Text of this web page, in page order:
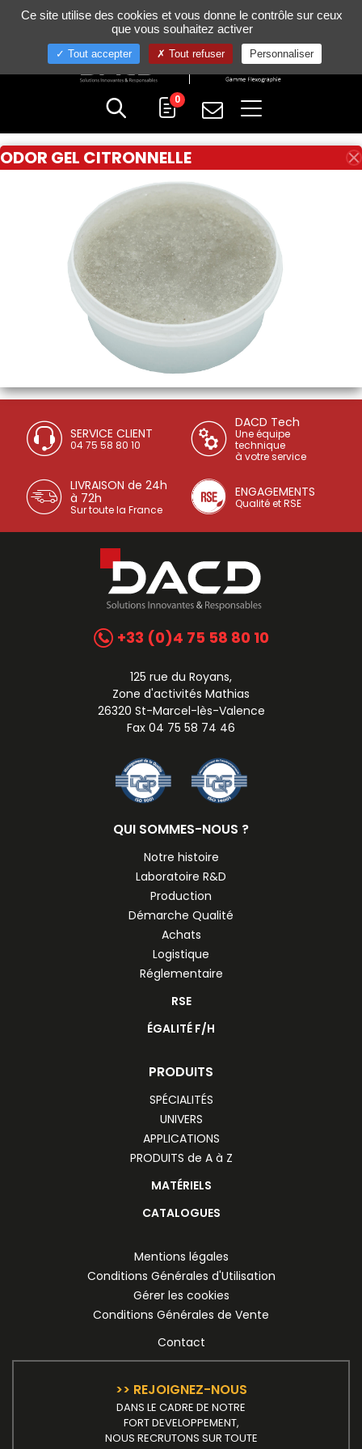
+33 (0)4 75 58 80 10
0
ODOR GEL CITRONNELLE
SERVICE CLIENT
04 75 58 80 10
DACD Tech
Une équipe
technique
à votre service
LIVRAISON de 24h
à 72h
Sur toute la France
ENGAGEMENTS
Qualité et RSE
+33 (0)4 75 58 80 10
125 rue du Royans,
Zone d'activités Mathias
26320 St-Marcel-lès-Valence
Fax 04 75 58 74 46
QUI SOMMES-NOUS ?
Notre histoire
Laboratoire R&D
Production
Démarche Qualité
Achats
Logistique
Réglementaire
RSE
ÉGALITÉ F/H
PRODUITS
SPÉCIALITÉS
UNIVERS
APPLICATIONS
PRODUITS de A à Z
MATÉRIELS
CATALOGUES
Mentions légales
Conditions Générales d'Utilisation
Gérer les cookies
Conditions Générales de Vente
Contact
>> REJOIGNEZ-NOUS
DANS LE CADRE DE NOTRE
FORT DEVELOPPEMENT,
NOUS RECRUTONS SUR TOUTE
Gestion de vos préférences sur les cookies
Ce site utilise des cookies et vous donne le contrôle sur ceux
que vous souhaitez activer
Tout accepter Tout refuser Personnaliser